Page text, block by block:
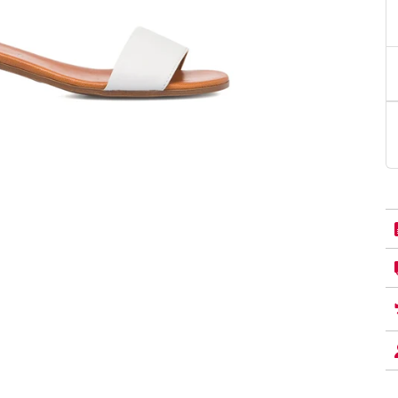
PittaRosso